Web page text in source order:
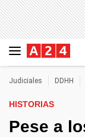
Judiciales DDHH
HISTORIAS
Pese a